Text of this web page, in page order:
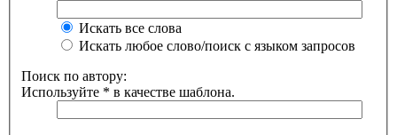
Искать все слова
Искать любое слово/поиск с языком запросов
Поиск по автору:
Используйте * в качестве шаблона.